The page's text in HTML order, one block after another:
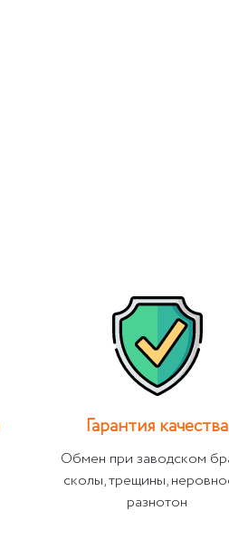
Гарантия качества
Обмен при заводском
сколы, трещины,
разнотон